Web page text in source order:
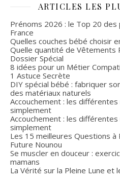
ARTICLES LES
Prénoms 2026 : le Top 20
France
Quelles couches bébé choisir
Quelle quantité de Vêtements
Dossier Spécial
8 idées pour un Métier
1 Astuce Secrète
DIY spécial bébé : fabriquer
des matériaux naturels
Accouchement : les
simplement
Accouchement : les
simplement
Les 15 meilleures Questions à
Future Nounou
Se muscler en douceur :
mamans
La Vérité sur la Pleine Lune et